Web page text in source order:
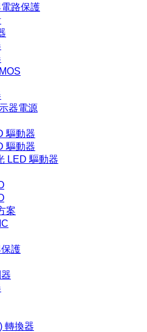
路保護
器電源
驅動器
驅動器
LED 驅動器
案
護
轉換器